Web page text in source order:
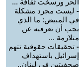
الحر ورسخت ثقافة ...
- ليست مجرد مشكلة
في المبيض: ما الذي
يجب أن تعرفيه عن
متلازمة ...
- تحقيقات حقوقية تتهم
إسرائيل باستهداف
صحفيتين في لبنان..